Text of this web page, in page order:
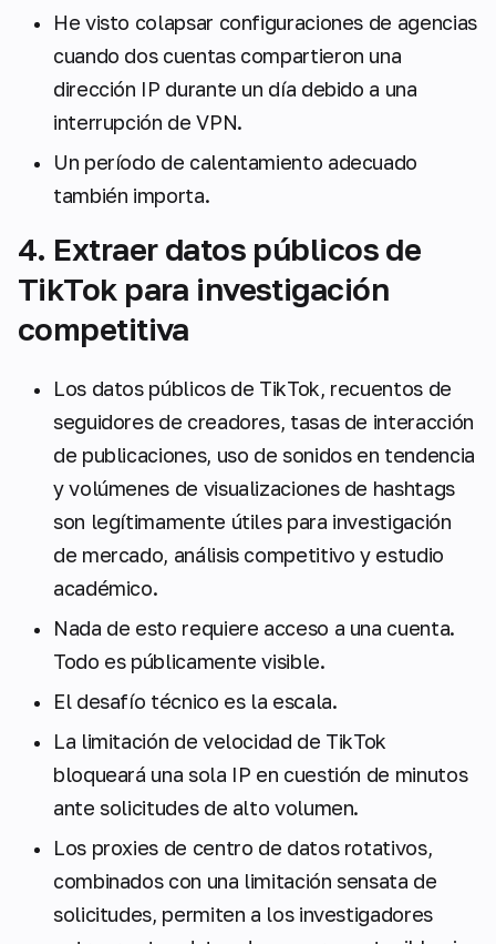
He visto colapsar configuraciones de agencias
cuando dos cuentas compartieron una
dirección IP durante un día debido a una
interrupción de VPN.
Un período de calentamiento adecuado
también importa.
4. Extraer datos públicos de
TikTok para investigación
competitiva
Los datos públicos de TikTok, recuentos de
seguidores de creadores, tasas de interacción
de publicaciones, uso de sonidos en tendencia
y volúmenes de visualizaciones de hashtags
son legítimamente útiles para investigación
de mercado, análisis competitivo y estudio
académico.
Nada de esto requiere acceso a una cuenta.
Todo es públicamente visible.
El desafío técnico es la escala.
La limitación de velocidad de TikTok
bloqueará una sola IP en cuestión de minutos
ante solicitudes de alto volumen.
Los proxies de centro de datos rotativos,
combinados con una limitación sensata de
solicitudes, permiten a los investigadores